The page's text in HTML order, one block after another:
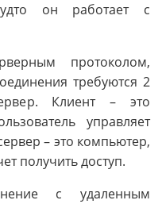
он работает с
протоколом,
требуются 2
Клиент – это
управляет
– это компьютер,
получить доступ.
с удаленным